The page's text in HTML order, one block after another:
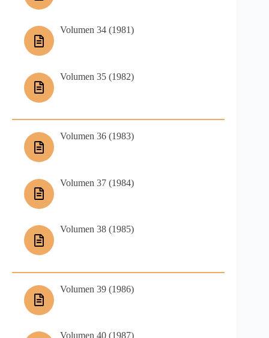
Volumen 34 (1981)
Volumen 35 (1982)
Volumen 36 (1983)
Volumen 37 (1984)
Volumen 38 (1985)
Volumen 39 (1986)
Volumen 40 (1987)